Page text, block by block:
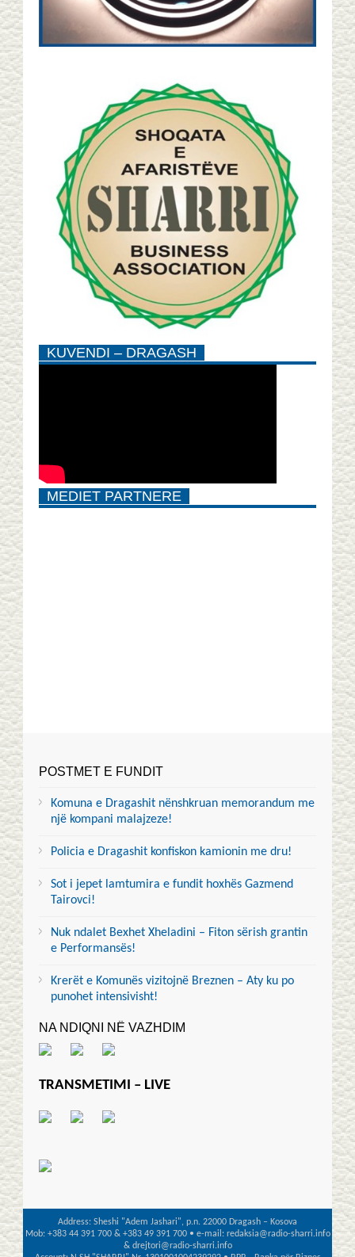
KUVENDI – DRAGASH
MEDIET PARTNERE
POSTMET E FUNDIT
Komuna e Dragashit nënshkruan memorandum me
një kompani malajzeze!
Policia e Dragashit konfiskon kamionin me dru!
Sot i jepet lamtumira e fundit hoxhës Gazmend
Tairovci!
Nuk ndalet Bexhet Xheladini – Fiton sërish grantin
e Performansës!
Krerët e Komunës vizitojnë Breznen – Aty ku po
punohet intensivisht!
NA NDIQNI NË VAZHDIM
TRANSMETIMI – LIVE
Address: Sheshi "Adem Jashari", p.n. 22000 Dragash – Kosova
Mob: +383 44 391 700 & +383 49 391 700 • e-mail: redaksia@radio-sharri.info
& drejtori@radio-sharri.info